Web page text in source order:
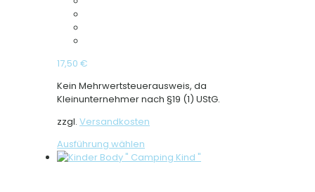
17,50 €
Kein Mehrwertsteuerausweis, da
Kleinunternehmer nach §19 (1) UStG.
zzgl. Versandkosten
Ausführung wählen
Produkt